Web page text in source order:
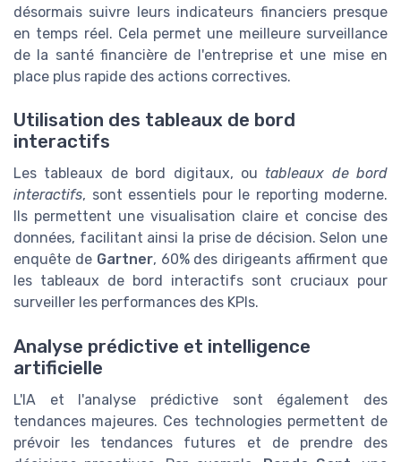
désormais suivre leurs indicateurs financiers presque
en temps réel. Cela permet une meilleure surveillance
de la santé financière de l'entreprise et une mise en
place plus rapide des actions correctives.
Utilisation des tableaux de bord
interactifs
Les tableaux de bord digitaux, ou tableaux de bord
interactifs, sont essentiels pour le reporting moderne.
Ils permettent une visualisation claire et concise des
données, facilitant ainsi la prise de décision. Selon une
enquête de Gartner, 60% des dirigeants affirment que
les tableaux de bord interactifs sont cruciaux pour
surveiller les performances des KPIs.
Analyse prédictive et intelligence
artificielle
L'IA et l'analyse prédictive sont également des
tendances majeures. Ces technologies permettent de
prévoir les tendances futures et de prendre des